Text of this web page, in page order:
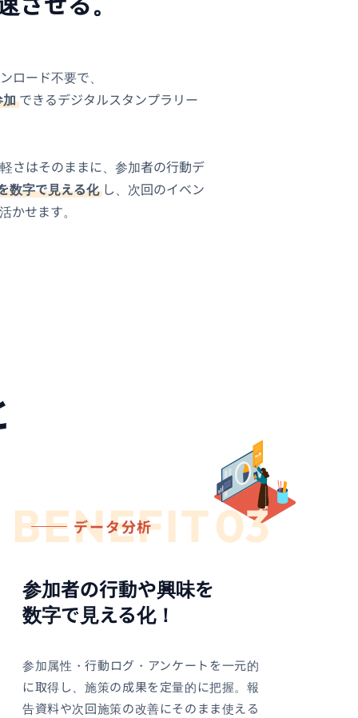
ロード不要で、
できるデジタルスタンプラリー
さはそのままに、参加者の行動デ
数字で見える化 し、次回のイベン
かせます。
BENEFIT
データ分析 03
参加者の行動や興味を
数字で見える化！
参加属性・行動ログ・アンケートを一元的
に取得し、施策の成果を定量的に把握。報
告資料や次回施策の改善にそのまま使える